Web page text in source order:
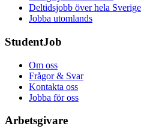
Deltidsjobb över hela Sverige
Jobba utomlands
StudentJob
Om oss
Frågor & Svar
Kontakta oss
Jobba för oss
Arbetsgivare